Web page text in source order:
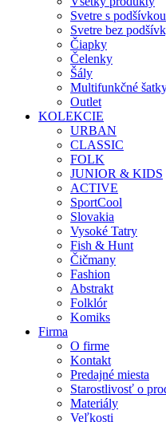
Svetre s podšívkou
Svetre bez
Čiapky
Čelenky
Šály
Multifunkčné
Outlet
KOLEKCIE
URBAN
CLASSIC
FOLK
JUNIOR & KIDS
ACTIVE
SportCool
Slovakia
Vysoké Tatry
Fish & Hunt
Čičmany
Fashion
Abstrakt
Folklór
Komiks
Firma
O firme
Kontakt
Predajné miesta
Starostlivosť o
Materiály
Veľkosti